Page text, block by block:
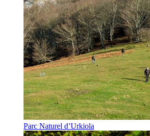
Parc Naturel d’Urkiola